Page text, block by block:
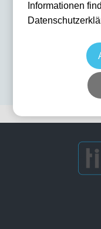
Ihre
Kontaktieren Sie uns
Allgemeine
Informationen